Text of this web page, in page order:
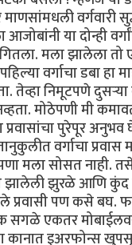
वर्गवारी
या दोन्ही
मला झालेला तो
वर्गाचा डबा हा
तेव्हा निमूटपणे दुसऱ्या
मोठेपणी मी
प्रवासांचा पुरेपूर
वर्गाचा
मला सोसत नाही.
झुरळे आणि कुंद
प्रवासी पण कसे बघ.
सगळे एकतर
कानात इअरफोन्स